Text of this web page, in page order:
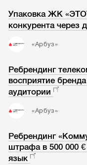
Упаковка ЖК
конкурента через
«Арбуз»
Ребрендинг
восприятие
аудитории
«Арбуз»
Ребрендинг
штрафа в 500 000
язык